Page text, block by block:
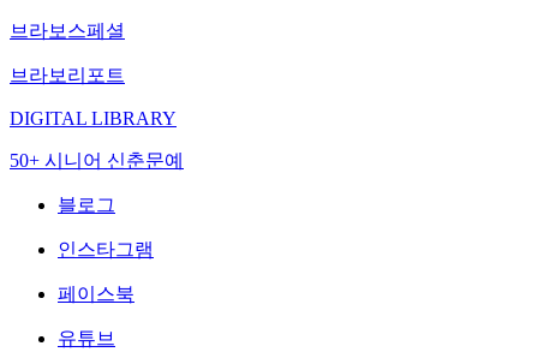
브라보스페셜
브라보리포트
DIGITAL LIBRARY
50+ 시니어 신춘문예
블로그
인스타그램
페이스북
유튜브